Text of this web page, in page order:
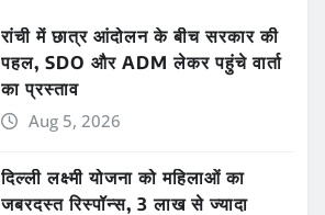
रांची में छात्र आंदोलन के बीच सरकार की
पहल, SDO और ADM लेकर पहुंचे वार्ता
का प्रस्ताव
Aug 5, 2026
दिल्ली लक्ष्मी योजना को महिलाओं का
जबरदस्त रिस्पॉन्स, 3 लाख से ज्यादा